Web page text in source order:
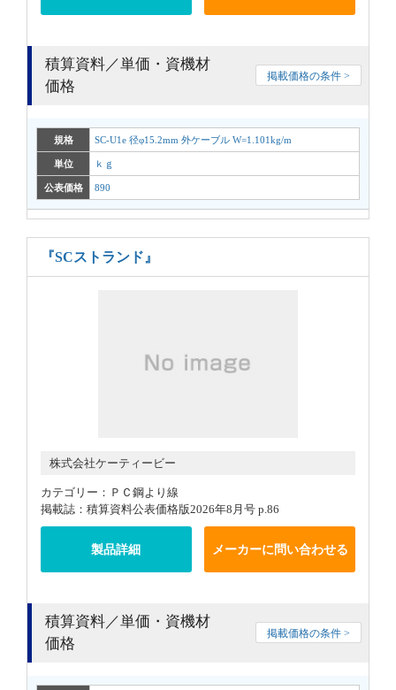
積算資料／単価・資機材
価格
掲載価格の条件 >
規格 SC-U1e 径φ15.2mm 外ケーブル W=1.101kg/m
単位 ｋｇ
公表価格 890
『SCストランド』
株式会社ケーティービー
カテゴリー：ＰＣ鋼より線
掲載誌：積算資料公表価格版2026年8月号 p.86
製品詳細 メーカーに問い合わせる
積算資料／単価・資機材
価格
掲載価格の条件 >